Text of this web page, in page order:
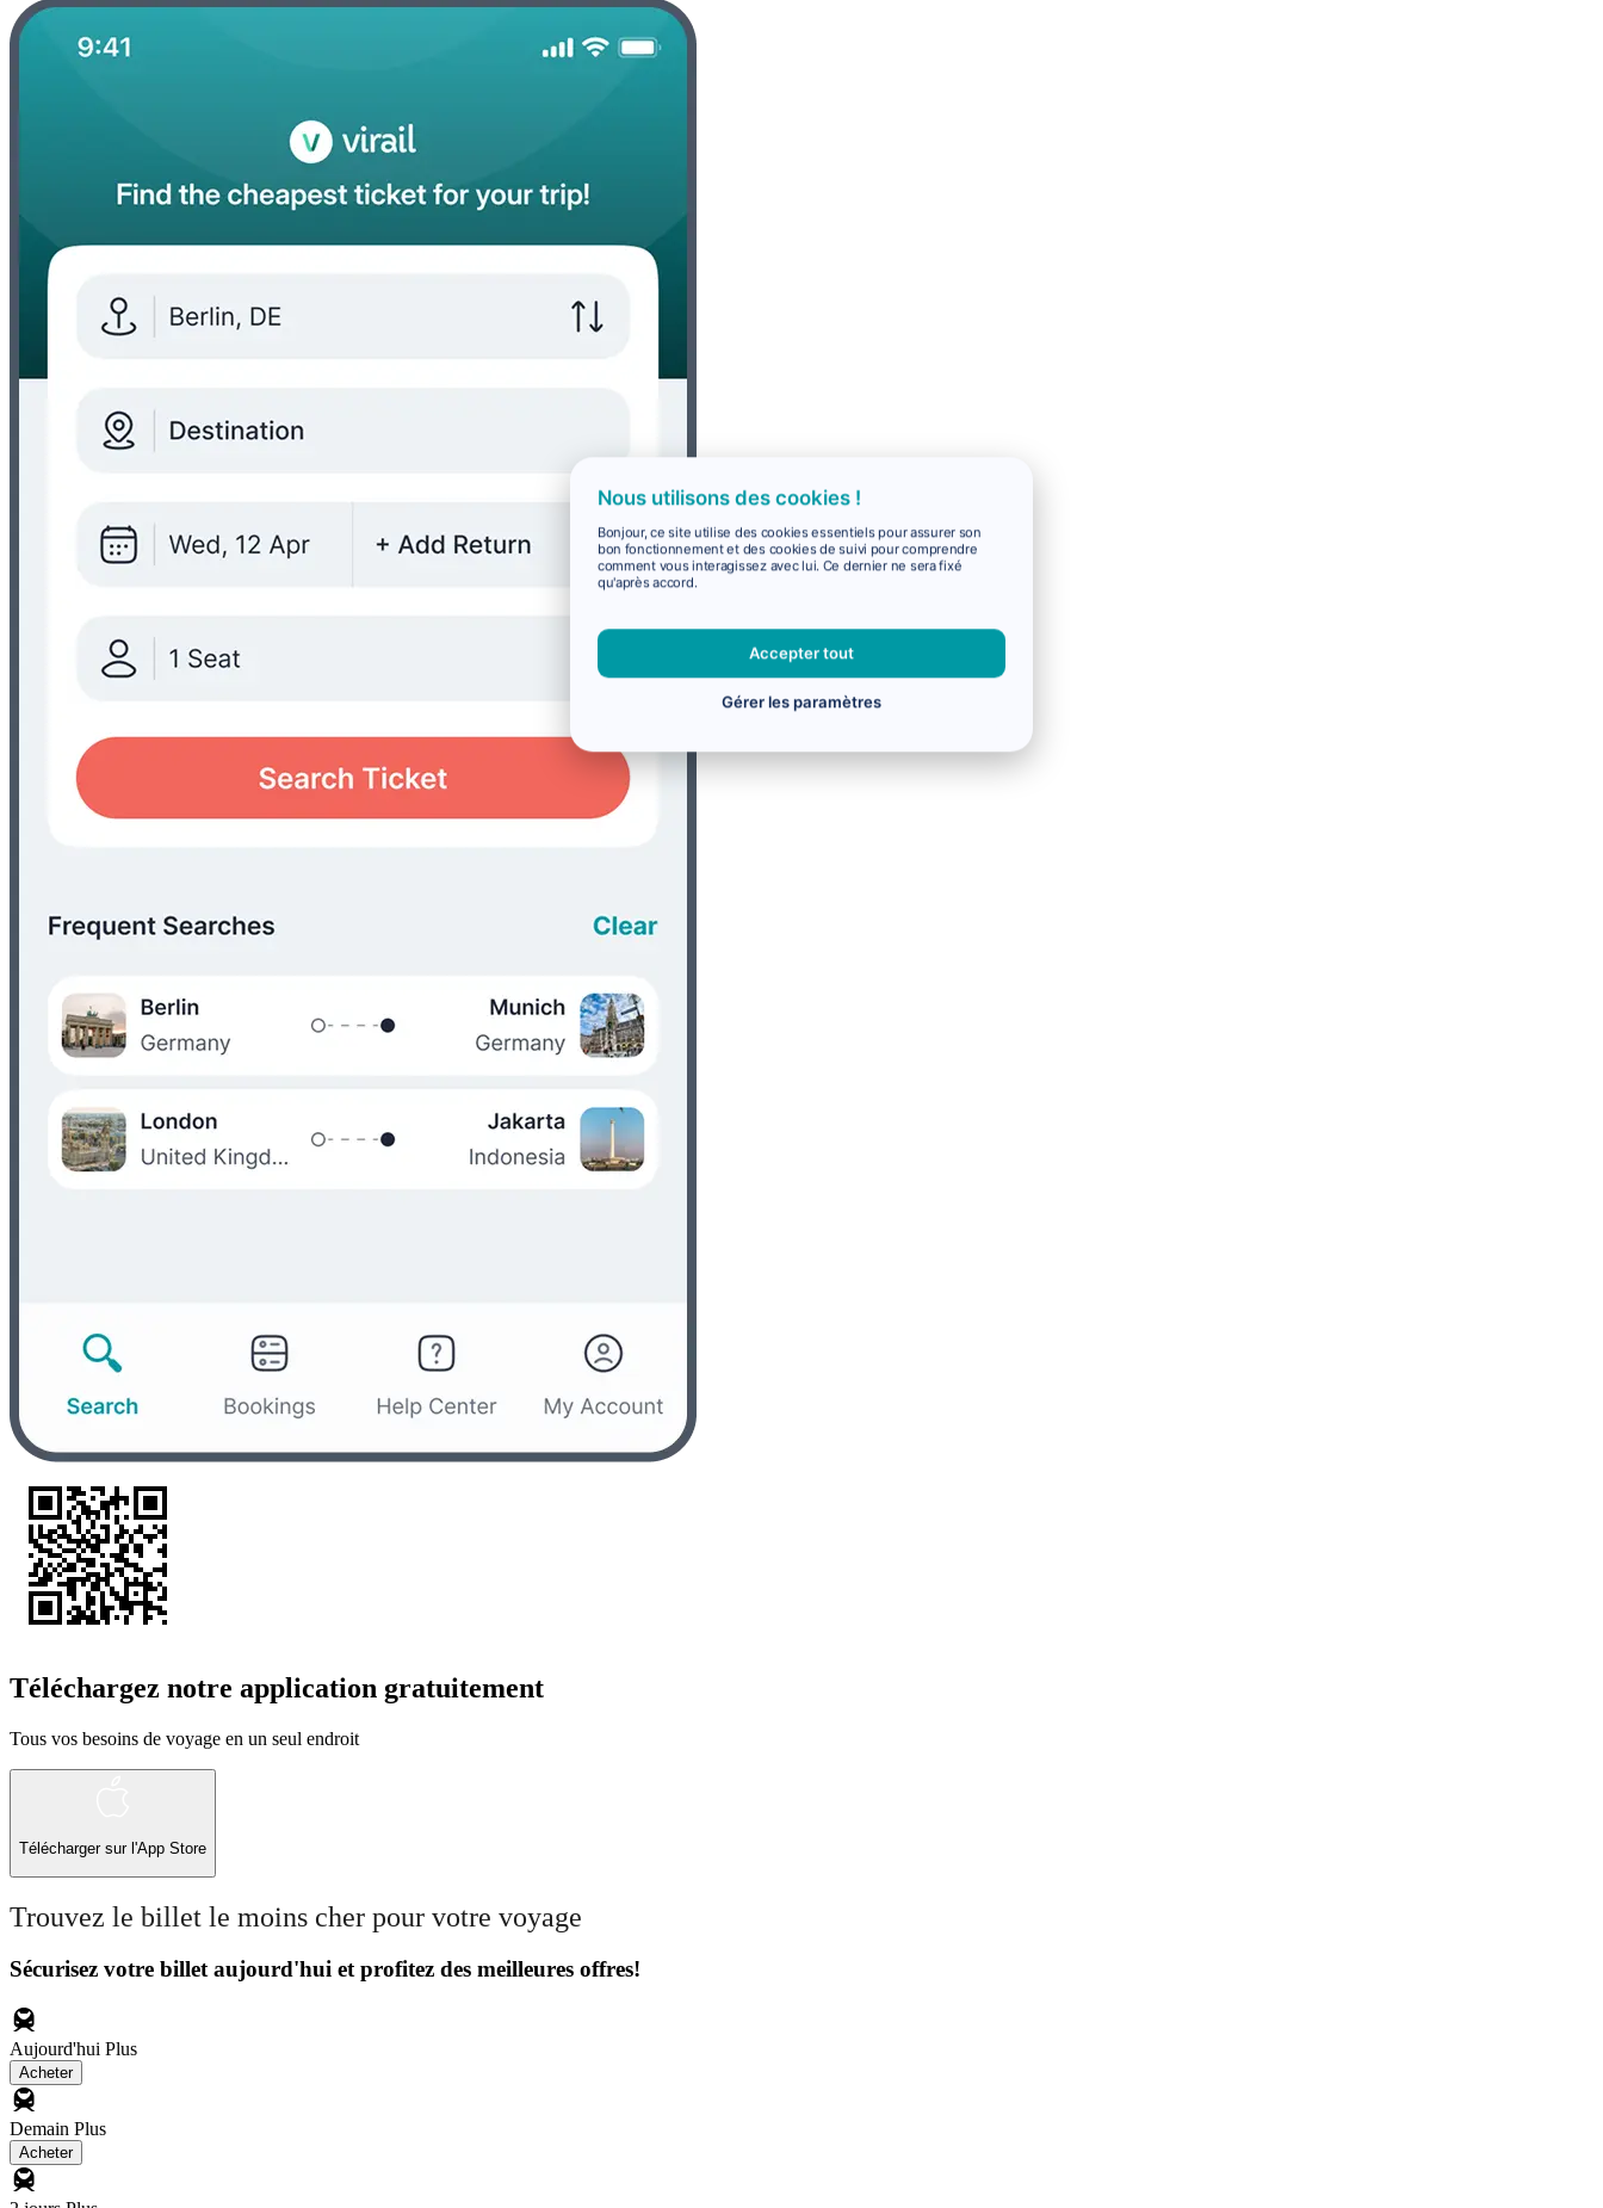
Téléchargez notre application gratuitement
Tous vos besoins de voyage en un seul endroit
Télécharger sur l'App Store
Trouvez le billet le moins cher pour votre voyage
Sécurisez votre billet aujourd'hui et profitez des meilleures offres!
Aujourd'hui Plus
Acheter
Demain Plus
Acheter
Nous utilisons des cookies !
Bonjour, ce site utilise des cookies essentiels pour assurer son
bon fonctionnement et des cookies de suivi pour comprendre
comment vous interagissez avec lui. Ce dernier ne sera fixé
qu'après accord.
Accepter tout
Gérer les paramètres